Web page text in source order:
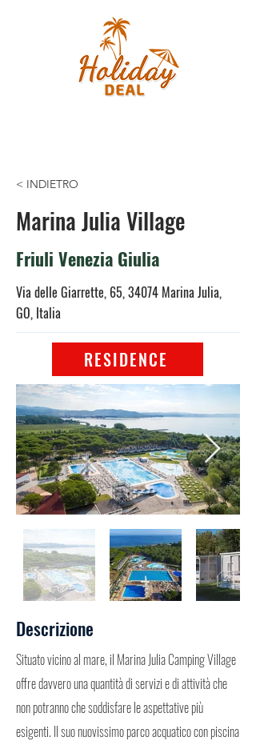
< INDIETRO
Marina Julia Village
Friuli Venezia Giulia
Via delle Giarrette, 65, 34074 Marina Julia,
GO, Italia
RESIDENCE
Descrizione
Situato vicino al mare, il Marina Julia Camping Village
offre davvero una quantità di servizi e di attività che
non potranno che soddisfare le aspettative più
esigenti. Il suo nuovissimo parco acquatico con piscina